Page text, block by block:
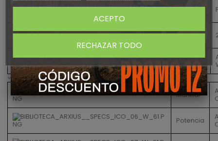
Bujes
Cubiertas
Llantas
Componentes
Manillar
Potencia
RECHAZAR TODO
ACEPTO